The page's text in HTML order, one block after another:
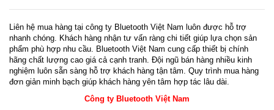
Liên hệ mua hàng tại công ty Bluetooth Việt Nam luôn được hỗ trợ
nhanh chóng. Khách hàng nhận tư vấn ràng chi tiết giúp lựa chọn sản
phẩm phù hợp nhu cầu. Bluetooth Việt Nam cung cấp thiết bị chính
hãng chất lượng cao giá cả cạnh tranh. Đội ngũ bán hàng nhiều kinh
nghiệm luôn sẵn sàng hỗ trợ khách hàng tận tâm. Quy trình mua hàng
đơn giản minh bạch giúp khách hàng yên tâm hợp tác lâu dài.
Công ty Bluetooth Việt Nam